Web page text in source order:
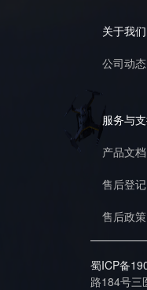
关于我们
公司动态
服务与
产品文档
售后登记
售后政策
蜀ICP备
路184号三